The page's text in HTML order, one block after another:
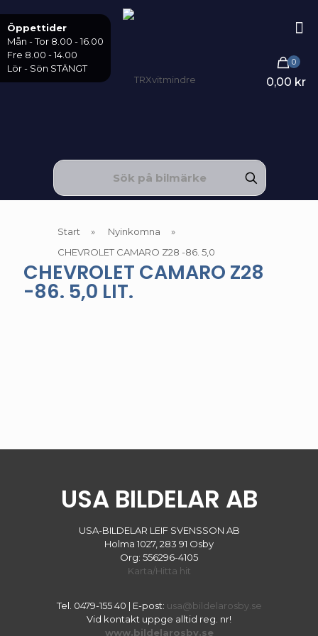
0
0,00 kr
Öppettider
Mån - Tor 8.00 - 16.00
Fre 8.00 - 14.00
Lör - Sön STÄNGT
Start » Nyinkomna
»
CHEVROLET CAMARO Z28 -86. 5,0
CHEVROLET CAMARO Z28
-86. 5,0 LIT.
USA BILDELAR AB
USA-BILDELAR LEIF SVENSSON AB
Holma 1027, 283 91 Osby
Org: 556296-4105
Karta/Hitta hit
Tel. 0479-155 40 | E-post: usa@bildelarosby.se
Vid kontakt uppge alltid reg. nr!
www.bildelarosby.se